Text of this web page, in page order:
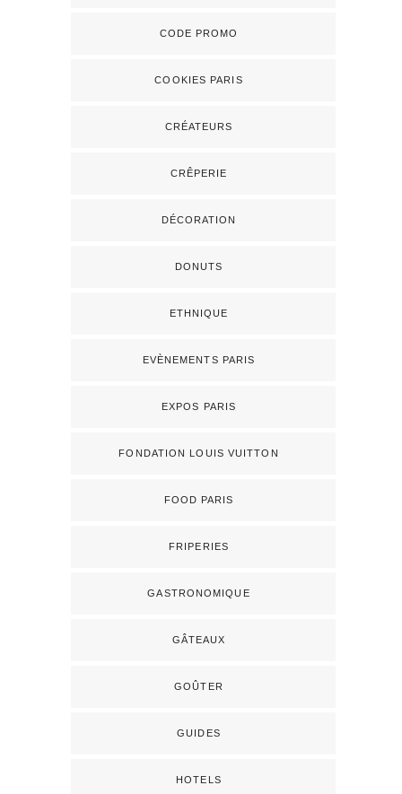
CODE PROMO
COOKIES PARIS
CRÉATEURS
CRÊPERIE
DÉCORATION
DONUTS
ETHNIQUE
EVÈNEMENTS PARIS
EXPOS PARIS
FONDATION LOUIS VUITTON
FOOD PARIS
FRIPERIES
GASTRONOMIQUE
GÂTEAUX
GOÛTER
GUIDES
HOTELS